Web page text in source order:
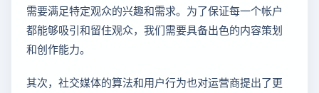
需要满足特定观众的兴趣和需求。为了保证每一个帐户
都能够吸引和留住观众，我们需要具备出色的内容策划
和创作能力。
其次，社交媒体的算法和用户行为也对运营商提出了更